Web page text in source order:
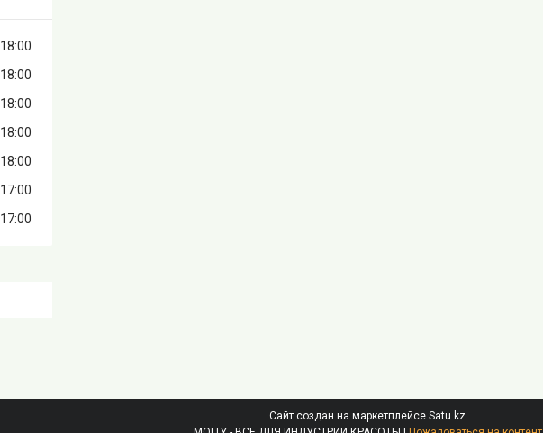
18:00
18:00
18:00
18:00
18:00
17:00
17:00
Сайт создан на маркетплейсе Satu.kz